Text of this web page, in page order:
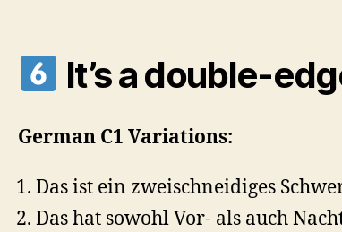
It’s a double-
German C1 Variations:
Das ist ein zweischneidiges
Das hat sowohl Vor- als auch